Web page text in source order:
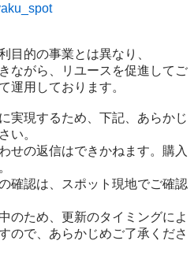
目的の事業とは異なり、
ながら、リユースを促進してご
運用しております。
実現するため、下記、あらかじ
い。
せの返信はできかねます。購入
確認は、スポット現地でご確認
のため、更新のタイミングによ
ので、あらかじめご了承くださ